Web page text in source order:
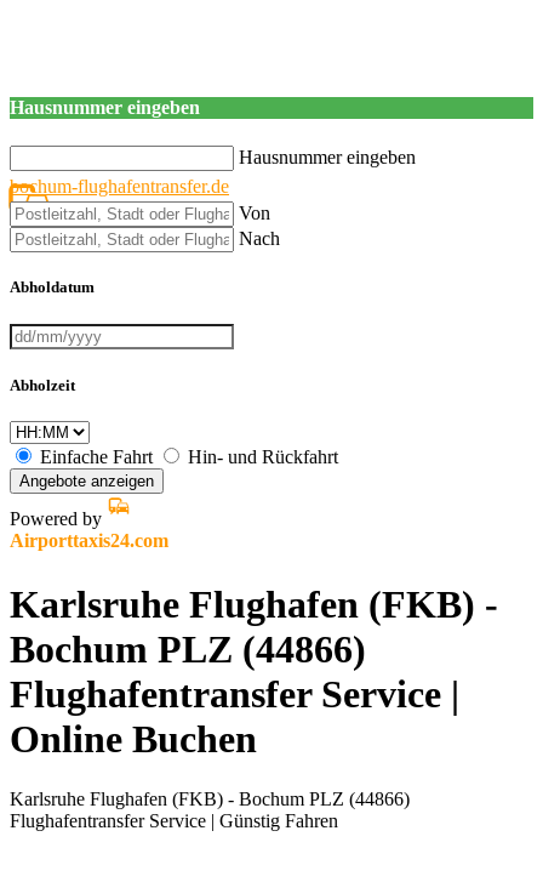
Hausnummer eingeben
Hausnummer eingeben
bochum-flughafentransfer.de
Von
Nach
Abholdatum
Abholzeit
Einfache Fahrt Hin- und Rückfahrt
Angebote anzeigen
Powered by
Airporttaxis24.com
Karlsruhe Flughafen (FKB) -
Bochum PLZ (44866)
Flughafentransfer Service |
Online Buchen
Karlsruhe Flughafen (FKB) - Bochum PLZ (44866)
Flughafentransfer Service | Günstig Fahren